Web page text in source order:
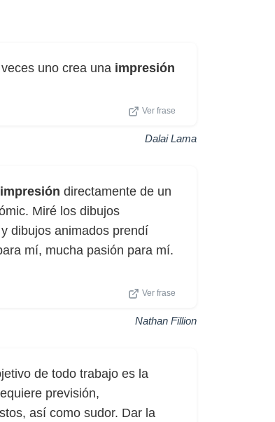
uno crea una impresión
Ver frase
Dalai Lama
impresión directamente de un
Miré los dibujos
dibujos animados prendí
mí, mucha pasión para mí.
Ver frase
Nathan Fillion
de todo trabajo es la
previsión,
así como sudor. Dar la